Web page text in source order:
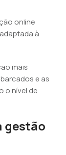
online
à
mais
e as
o nível de
gestão